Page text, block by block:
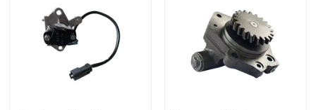
Contrôle de la qualité